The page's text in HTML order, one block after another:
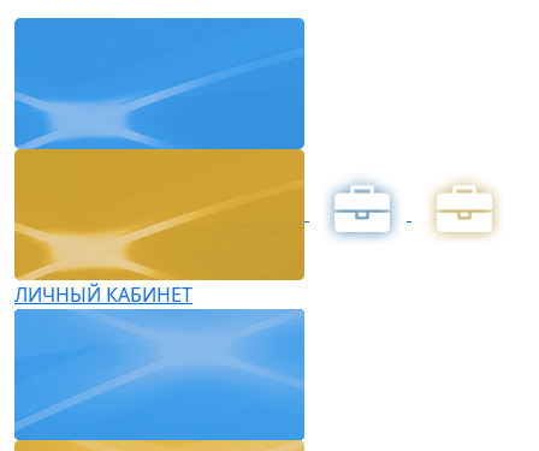
ЛИЧНЫЙ КАБИНЕТ